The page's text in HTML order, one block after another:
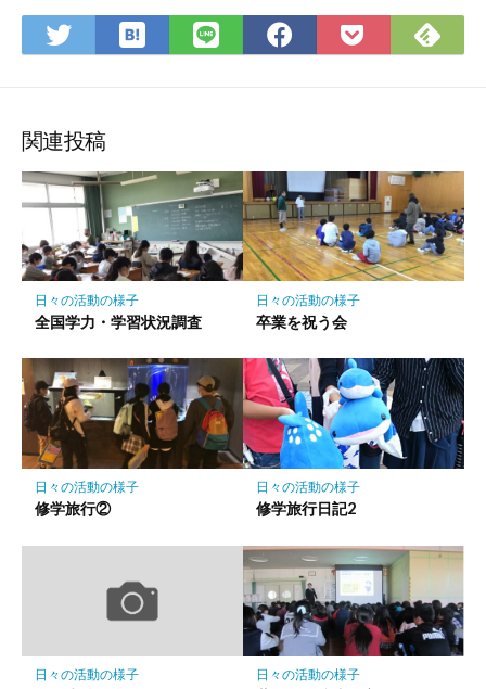
Twitter
で
ア
は
て
ク
マ
ー
ク
に
存
LINE
で
Facebook
で
Pocket
に
で
関連投稿
日々の活動の様子
全国学力・学習状況調査
日々の活動の様子
卒業を祝う会
日々の活動の様子
修学旅行②
日々の活動の様子
修学旅行日記2
日々の活動の様子 日々の活動の様子